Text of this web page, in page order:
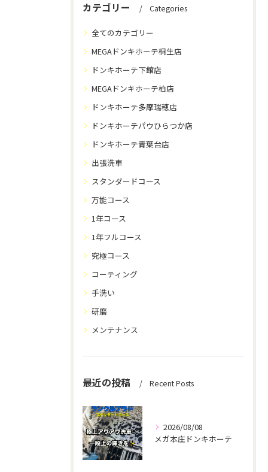
カテゴリー Categories
全てのカテゴリー
MEGAドンキホーテ桐生店
ドンキホーテ下館店
MEGAドンキホーテ柏店
ドンキホーテ多摩瑞穂店
ドンキホーテパウひらつか店
ドンキホーテ青葉台店
出張洗車
スタンダードコース
万能コース
1年コース
1年フルコース
究極コース
コーティング
手洗い
研磨
メンテナンス
最近の投稿 Recent Posts
2026/08/08
メガ本庄ドンキホーテ